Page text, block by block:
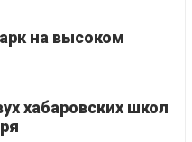
на высоком
хабаровских школ